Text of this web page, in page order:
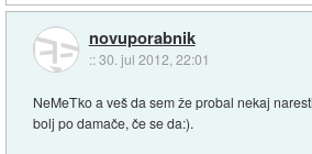
novuporabnik
::30. jul 2012, 22:01
NeMeTko a veš da sem že probal nekaj
bolj po damače, če se da:).